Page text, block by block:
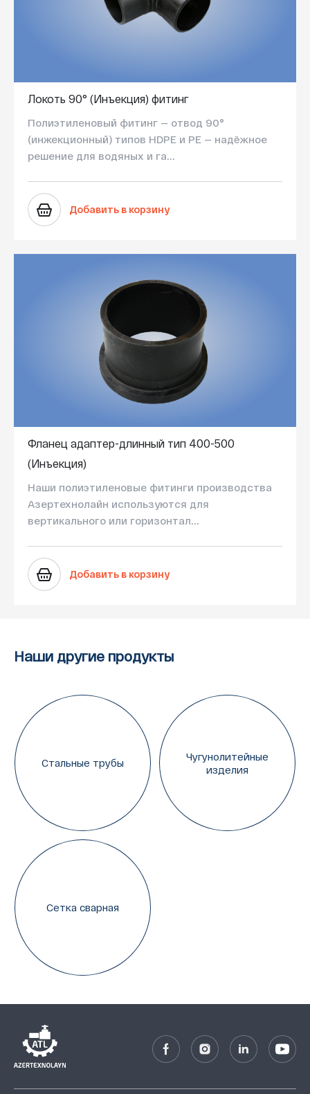
Локоть 90° (Инъекция) фитинг
Полиэтиленовый фитинг — отвод 90°
(инжекционный) типов HDPE и PE — надёжное
решение для водяных и га...
Добавить в корзину
Фланец адаптер-длинный тип 400-500
(Инъекция)
Наши полиэтиленовые фитинги производства
Азертехнолайн используются для
вертикального или горизонтал...
Добавить в корзину
Наши другие продукты
Стальные трубы
Чугунолитейные
изделия
Сетка сварная